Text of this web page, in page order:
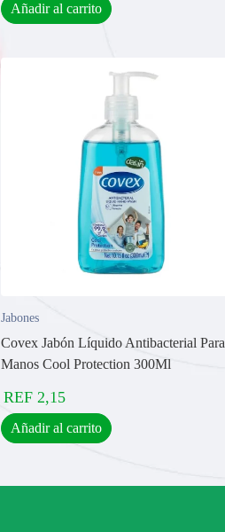
Añadir al carrito
Jabones
Covex Jabón Líquido Antibacterial Para
Manos Cool Protection 300Ml
REF 2,15
Añadir al carrito